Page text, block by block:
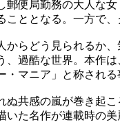
郵便局勤務の大人な
こととなる。一方で
からどう見られるか
過酷な世界。本作
マニア」と称される
ぬ共感の嵐が巻き起
た名作が連載時の